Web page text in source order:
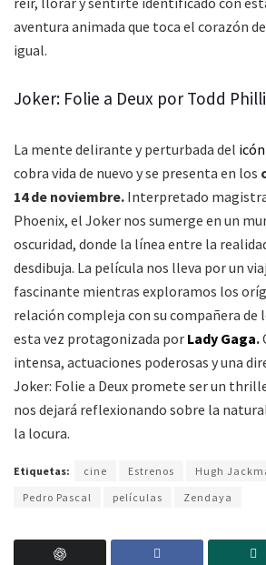
aventura animada que toca el corazón
igual.
Joker: Folie a Deux por Todd
La mente delirante y perturbada del
cobra vida de nuevo y se presenta en los
14 de noviembre. Interpretado
Phoenix, el Joker nos sumerge en un
oscuridad, donde la línea entre la
desdibuja. La película nos lleva por un
fascinante mientras exploramos los
relación compleja con su compañera de
esta vez protagonizada por Lady Gaga.
intensa, actuaciones poderosas y una
Joker: Folie a Deux promete ser un
nos dejará reflexionando sobre la
la locura.
Etiquetas: cine Estrenos Hugh
Pedro Pascal
películas Zendaya